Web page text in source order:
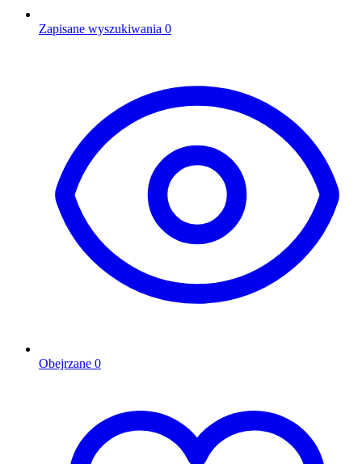
Zapisane wyszukiwania 0
Obejrzane 0